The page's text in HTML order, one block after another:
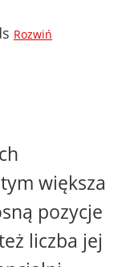
Rozwiń
większa
pozycje
liczba jej